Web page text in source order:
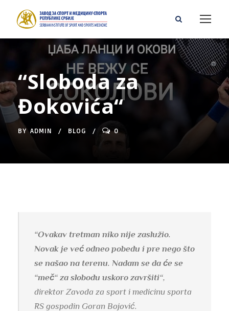
“Sloboda za
Đokovića“
BY ADMIN BLOG 0
“Ovakav tretman niko nije zaslužio.
Novak je već odneo pobedu i pre nego što
se našao na terenu. Nadam se da će se
“meč“ za slobodu uskoro završiti“,
direktor Zavoda za sport i medicinu sporta
RS gospodin Goran Bojović.